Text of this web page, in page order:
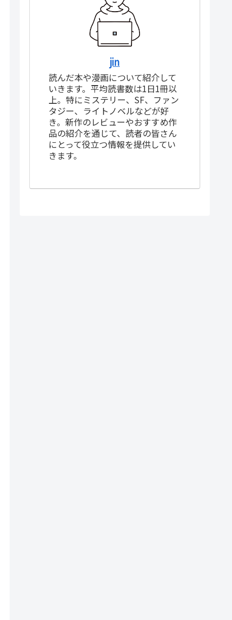
jin
読んだ本や漫画について紹介して
いきます。平均読書数は1日1冊以
上。特にミステリー、SF、ファン
タジー、ライトノベルなどが好
き。新作のレビューやおすすめ作
品の紹介を通じて、読者の皆さん
にとって役立つ情報を提供してい
きます。